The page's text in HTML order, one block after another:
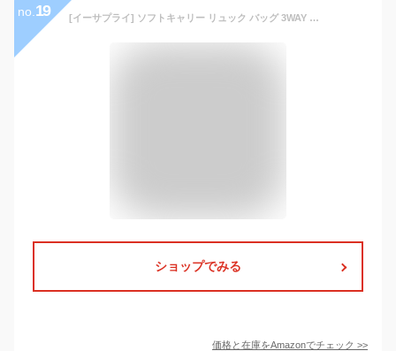
no. 19 [イーサプライ] ソフトキャリー リュック バッグ 3WAY キャスター付き 大容量 33～48L 軽量 マチ拡張対応 ビジネス 旅行 アウトドア ブラック EEX-BGC02
ショップでみる
価格と在庫をAmazonでチェック >>